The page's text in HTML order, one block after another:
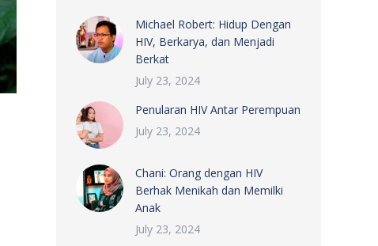
Michael Robert: Hidup Dengan
HIV, Berkarya, dan Menjadi
Berkat
July 23, 2024
Penularan HIV Antar Perempuan
July 23, 2024
Chani: Orang dengan HIV
Berhak Menikah dan Memilki
Anak
July 23, 2024